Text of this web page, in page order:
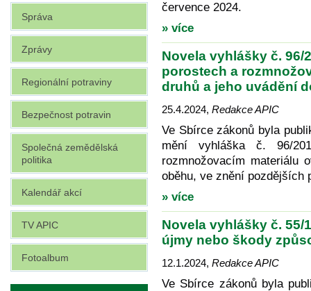
července 2024.
» více
Novela vyhlášky č. 96/
porostech a
druhů a jeho uvádění
25.4.2024, Redakce APIC
Ve Sbírce zákonů byla
mění vyhláška č. 96/
rozmnožovacím materiálu
oběhu, ve znění pozdějších
» více
Novela vyhlášky č. 55/
újmy nebo škody
12.1.2024, Redakce APIC
Ve Sbírce zákonů byla
Správa
Zprávy
Regionální potraviny
Bezpečnost potravin
Společná zemědělská
politika
Kalendář akcí
TV APIC
Fotoalbum